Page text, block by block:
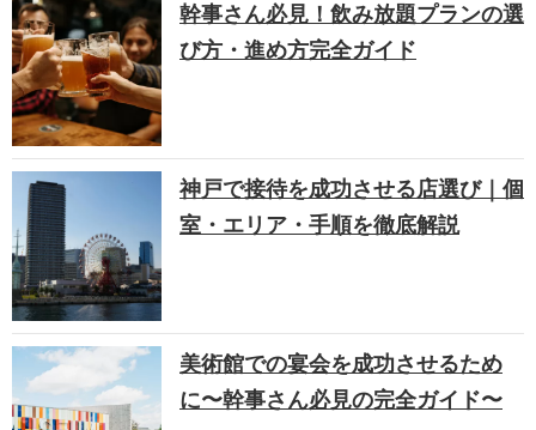
幹事さん必見！飲み放題プランの選
び方・進め方完全ガイド
神戸で接待を成功させる店選び｜個
室・エリア・手順を徹底解説
美術館での宴会を成功させるため
に〜幹事さん必見の完全ガイド〜